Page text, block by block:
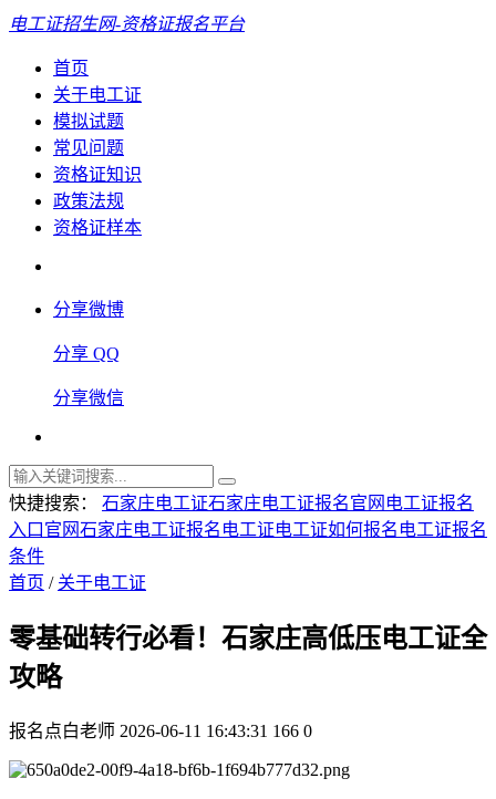
电工证招生网-资格证报名平台
首页
关于电工证
模拟试题
常见问题
资格证知识
政策法规
资格证样本
分享微博
分享 QQ
分享微信
快捷搜索： 石家庄电工证石家庄电工证报名官网 电工证报名
入口官网石家庄电工证报名 电工证电工证如何报名 电工证报名
条件
首页 / 关于电工证
零基础转行必看！石家庄高低压电工证全
攻略
报名点白老师 2026-06-11 16:43:31 166 0